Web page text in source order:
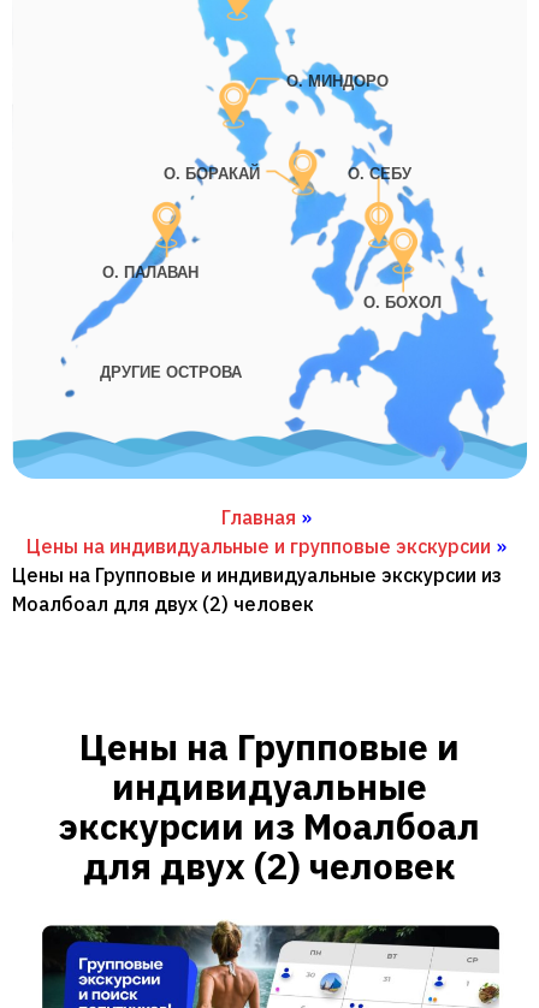
О. МИНДОРО
О. БОРАКАЙ
О. ПАЛАВАН
О. СЕБУ
О. БОХОЛ
ДРУГИЕ ОСТРОВА
Главная »
Цены на индивидуальные и групповые экскурсии »
Цены на Групповые и индивидуальные экскурсии из
Моалбоал для двух (2) человек
Цены на Групповые и
индивидуальные
экскурсии из Моалбоал
для двух (2) человек